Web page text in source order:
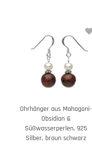
Ohrhänger aus Mahagoni-
Obsidian &
Süßwasserperlen, 925
Silber, braun schwarz